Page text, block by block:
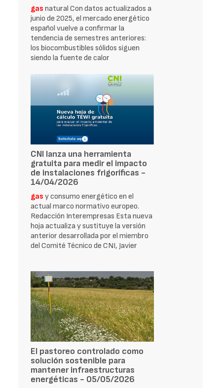
gas natural Con datos actualizados a
junio de 2025, el mercado energético
español vuelve a confirmar la
tendencia de semestres anteriores:
los biocombustibles sólidos siguen
siendo la fuente de calor
CNI lanza una herramienta
gratuita para medir el impacto
de instalaciones frigoríficas -
14/04/2026
gas y consumo energético en el
actual marco normativo europeo.
Redacción Interempresas Esta nueva
hoja actualiza y sustituye la versión
anterior desarrollada por el miembro
del Comité Técnico de CNI, Javier
El pastoreo controlado como
solución sostenible para
mantener infraestructuras
energéticas - 05/05/2026